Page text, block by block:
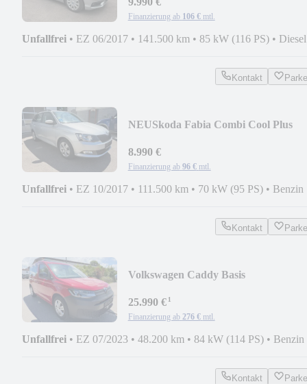
Finanzierung ab 106 € mtl.
Unfallfrei • EZ 06/2017 • 141.500 km • 85 kW (116 PS) • Diesel
Kontakt
NEUSkoda Fabia Combi Cool Plus
8.990 €
Finanzierung ab 96 € mtl.
Unfallfrei • EZ 10/2017 • 111.500 km • 70 kW (95 PS) • Benzin
Kontakt
Volkswagen Caddy Basis
25.990 €¹
Finanzierung ab 276 € mtl.
Unfallfrei • EZ 07/2023 • 48.200 km • 84 kW (114 PS) • Benzin
Kontakt